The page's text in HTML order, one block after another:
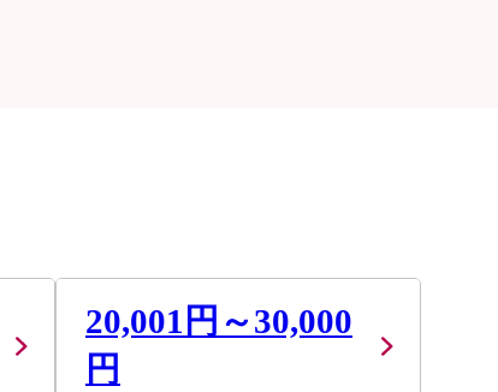
20,001円～30,000
円